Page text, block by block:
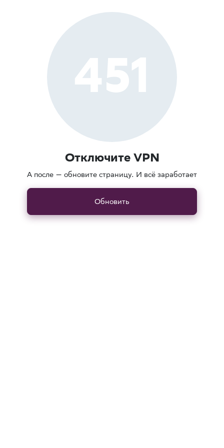
451
Отключите VPN
А после — обновите страницу. И всё заработает
Обновить